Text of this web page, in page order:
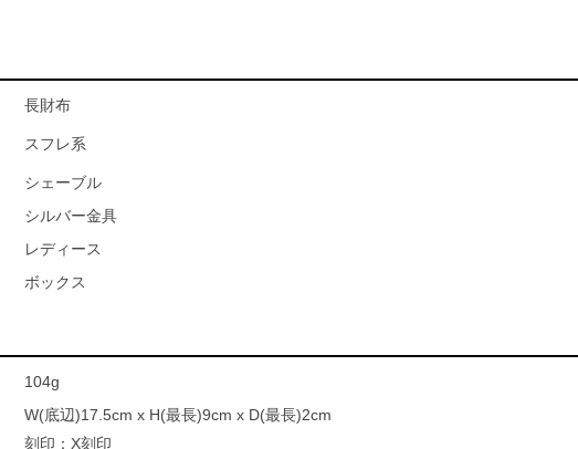
長財布
スフレ系
シェーブル
シルバー金具
レディース
ボックス
104g
W(底辺)17.5cm x H(最長)9cm x D(最長)2cm
刻印：X刻印